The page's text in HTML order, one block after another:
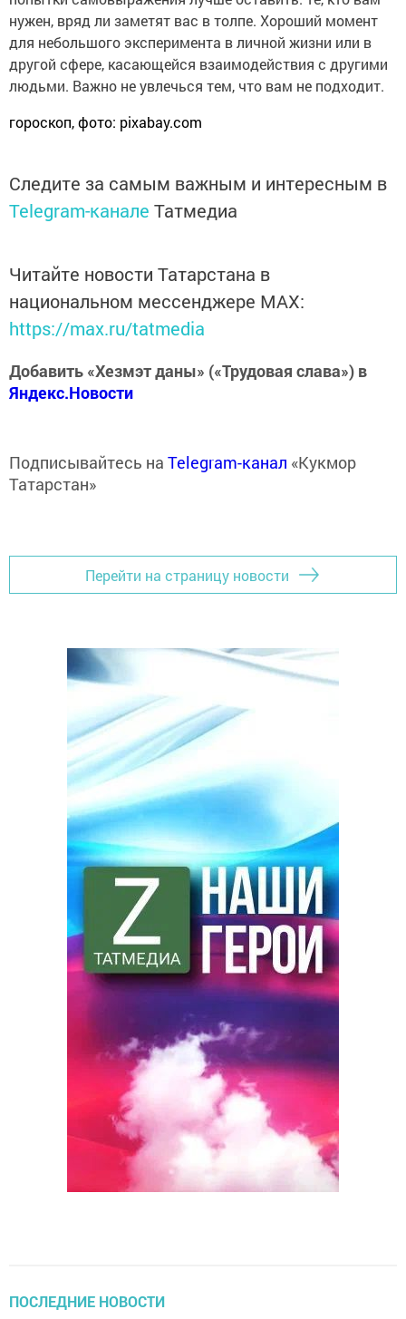
нужен, вряд ли заметят вас в толпе. Хороший момент
для небольшого эксперимента в личной жизни или в
другой сфере, касающейся взаимодействия с другими
людьми. Важно не увлечься тем, что вам не подходит.
гороскоп,фото: pixabay.com
Следите за самым важным и интересным в
Telegram-канале Татмедиа
Читайте новости Татарстана в
национальном мессенджере MАХ:
https://max.ru/tatmedia
Добавить «Хезмэт даны» («Трудовая слава») в
Яндекс.Новости
Подписывайтесь на Telegram-канал «Кукмор
Татарстан»
Перейти на страницу новости
ПОСЛЕДНИЕ НОВОСТИ